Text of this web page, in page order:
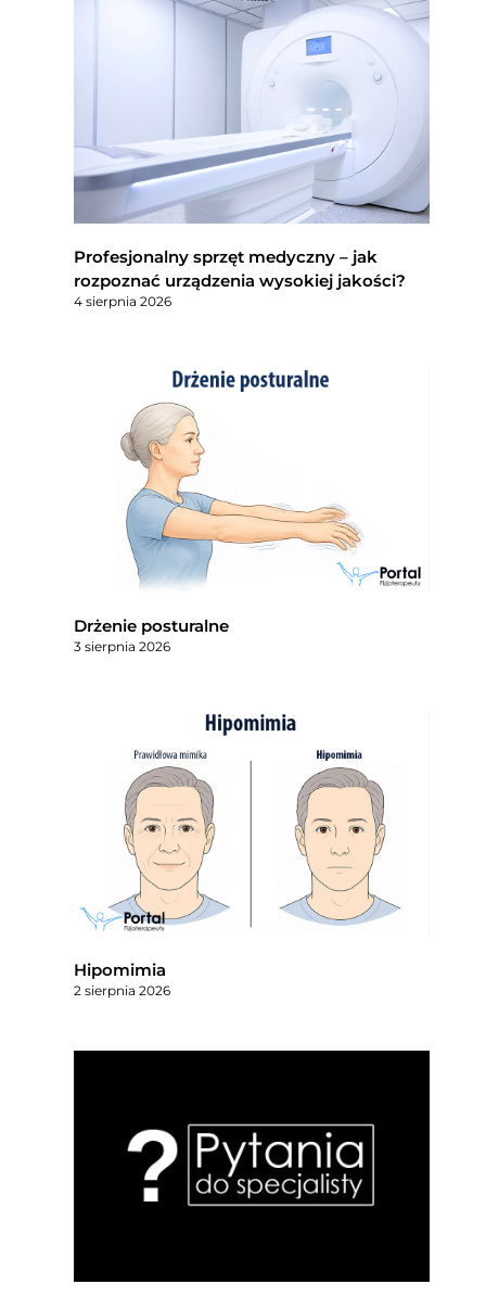
Profesjonalny sprzęt medyczny – jak
rozpoznać urządzenia wysokiej jakości?
4 sierpnia 2026
Drżenie posturalne
3 sierpnia 2026
Hipomimia
2 sierpnia 2026